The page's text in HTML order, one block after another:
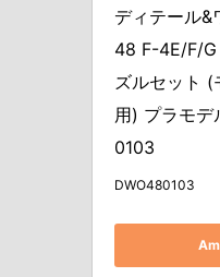
ディテール&
48 F-4E/F/G
ズルセット (
用) プラモデ
0103
DWO480103